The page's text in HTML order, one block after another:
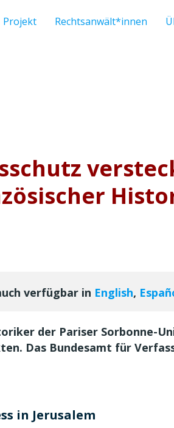
Projekt Rechtsanwält*innen
verfügbar in English,
der Pariser Sorbonne-
Das Bundesamt für
in Jerusalem